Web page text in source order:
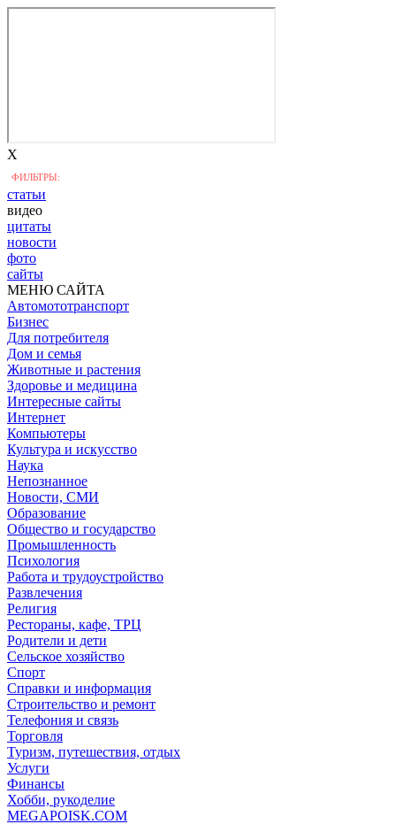
X
ФИЛЬТРЫ:
статьи
видео
цитаты
новости
фото
сайты
МЕНЮ САЙТА
Автомототранспорт
Бизнес
Для потребителя
Дом и семья
Животные и растения
Здоровье и медицина
Интересные сайты
Интернет
Компьютеры
Культура и искусство
Наука
Непознанное
Новости, СМИ
Образование
Общество и государство
Промышленность
Психология
Работа и трудоустройство
Развлечения
Религия
Рестораны, кафе, ТРЦ
Родители и дети
Сельское хозяйство
Спорт
Справки и информация
Строительство и ремонт
Телефония и связь
Торговля
Туризм, путешествия, отдых
Услуги
Финансы
Хобби, рукоделие
MEGAPOISK.COM